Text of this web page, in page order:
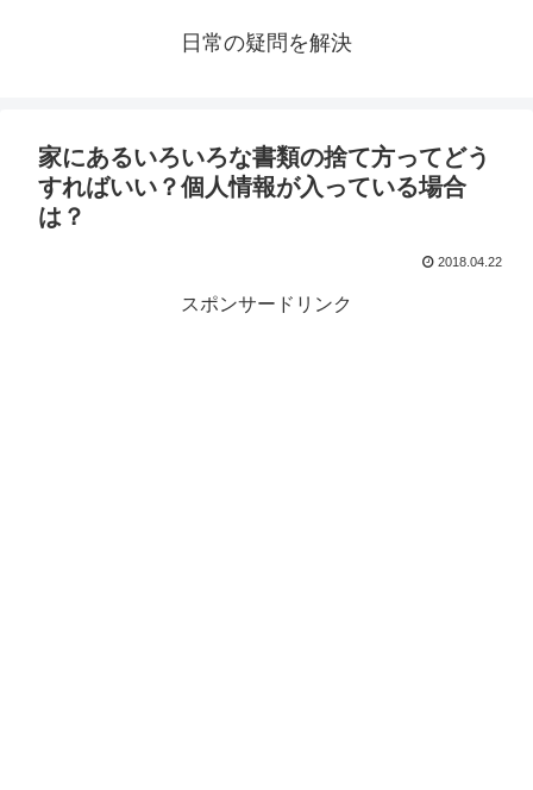
日常の疑問を解決
家にあるいろいろな書類の捨て方ってどう
すればいい？個人情報が入っている場合
は？
2018.04.22
スポンサードリンク